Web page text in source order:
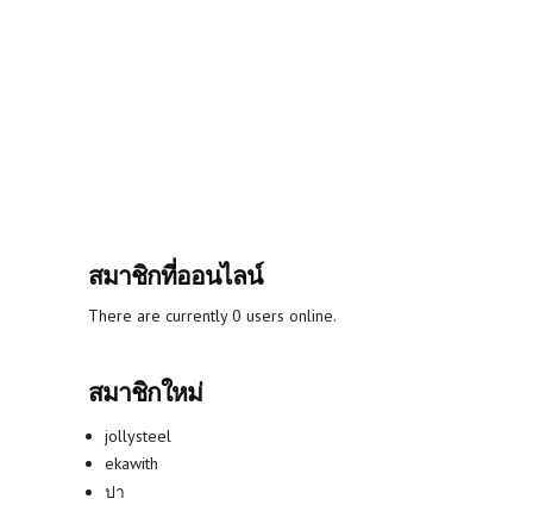
สมาชิกที่ออนไลน์
There are currently 0 users online.
สมาชิกใหม่
jollysteel
ekawith
ปา